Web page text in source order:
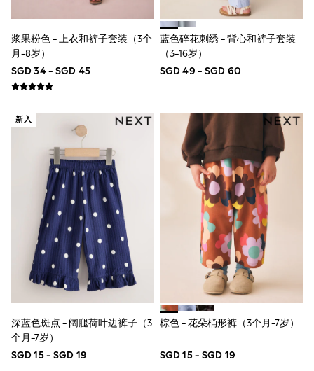
New In
New In: NEXT
0-3 Months
3-6 Months
9-12 Months
Boys
Girls
All Maternity
All Clothing
Cardigans & Knitwear
Coats & Pramsuits
Dresses
Dungarees
Leggings
Occasionwear
Sets & Outfits
Shorts
Swimwear
Socks & Tights
Tops & T-Shirts
All Newborn Clothing
Sleepsuits
浆果粉色 - 上衣和裤子套装（3个
月-8岁）
SGD 34 - SGD 45
蓝色碎花刺绣 - 背心和裤子套装
（3-16岁）
SGD 49 - SGD 60
新入
深蓝色斑点 - 阔腿荷叶边裤子（3
个月-7岁）
SGD 15 - SGD 19
棕色 - 花朵桶形裤（3个月-7岁）
SGD 15 - SGD 19